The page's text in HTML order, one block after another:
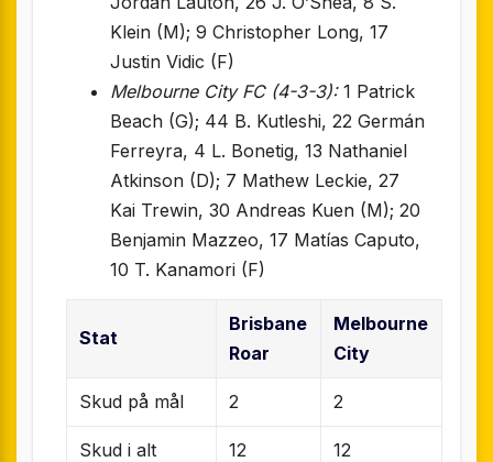
Klein (M); 9 Christopher Long, 17
Justin Vidic (F)
Melbourne City FC (4-3-3):1 Patrick
Beach (G); 44 B. Kutleshi, 22 Germán
Ferreyra, 4 L. Bonetig, 13 Nathaniel
Atkinson (D); 7 Mathew Leckie, 27
Kai Trewin, 30 Andreas Kuen (M); 20
Benjamin Mazzeo, 17 Matías Caputo,
10 T. Kanamori (F)
Stat
Brisbane
Roar
Melbourne
City
Skud på mål 2 2
Skud i alt 12 12